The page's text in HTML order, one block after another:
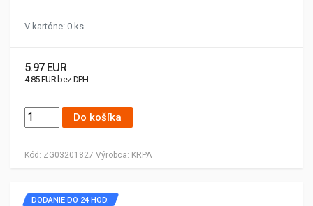
Kód: ZG03201827 Výrobca: KRPA
V kartóne: 0 ks
5.97 EUR
4.85 EUR bez DPH
Do košíka
DODANIE DO 24 HOD.